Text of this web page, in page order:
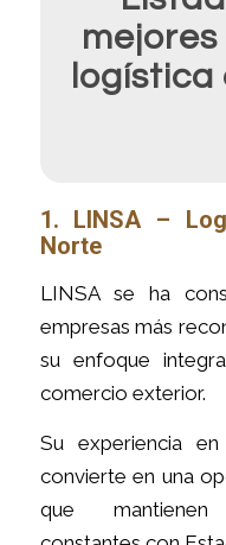
logística
1. LINSA –
Norte
LINSA se ha
empresas más
su enfoque
comercio exterior.
Su experiencia
convierte en una
que mantienen